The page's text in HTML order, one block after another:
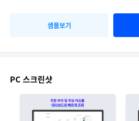
샘플보기
PC 스크린샷